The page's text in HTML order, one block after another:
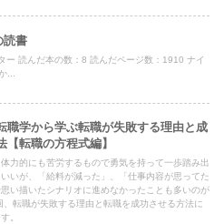
読書
ー 読んだ本の数：8 読んだページ数：1910 ナイ
...
職学から学ぶ転職が失敗する理由と成
【転職の方程式編】
力的にも苦労するもので勇気を持って一歩踏み出
いいが、「給料が減った」、「仕事内容が思ってた
い描いたシナリオに進めなかったことも多いのが
、転職が失敗する理由と転職を成功させる方法に
。